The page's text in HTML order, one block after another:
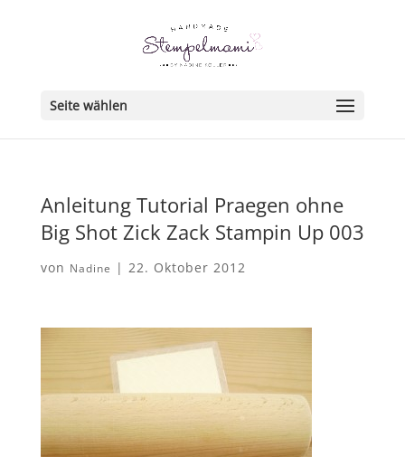
Seite wählen
Anleitung Tutorial Praegen ohne
Big Shot Zick Zack Stampin Up 003
von Nadine | 22. Oktober 2012